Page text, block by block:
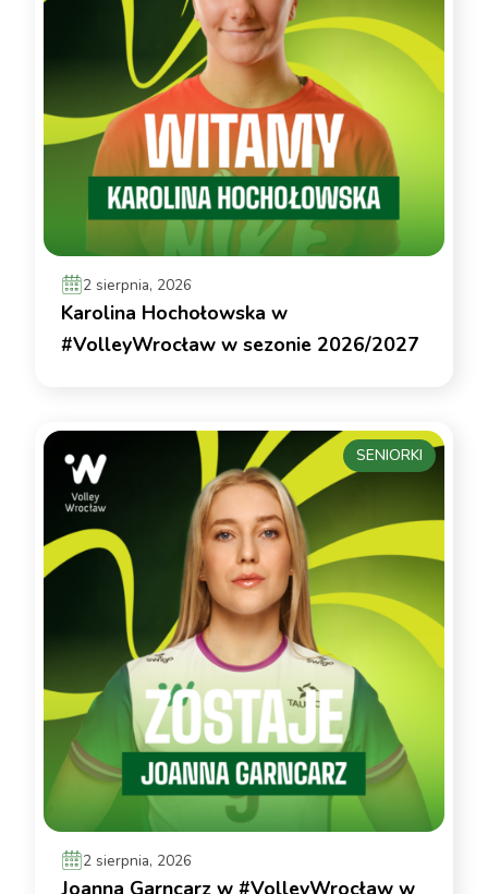
2 sierpnia, 2026
Karolina Hochołowska w
#VolleyWrocław w sezonie 2026/2027
2 sierpnia, 2026
SENIORKI